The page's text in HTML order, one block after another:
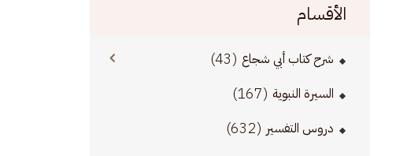
الأقسام
شرح كتاب أبي شجاع (43)
السيرة النبوية (167)
دروس التفسير (632)